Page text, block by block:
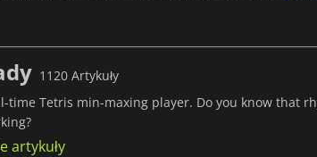
1120 Artykuły
time Tetris min-maxing player. Do you know that
artykuły